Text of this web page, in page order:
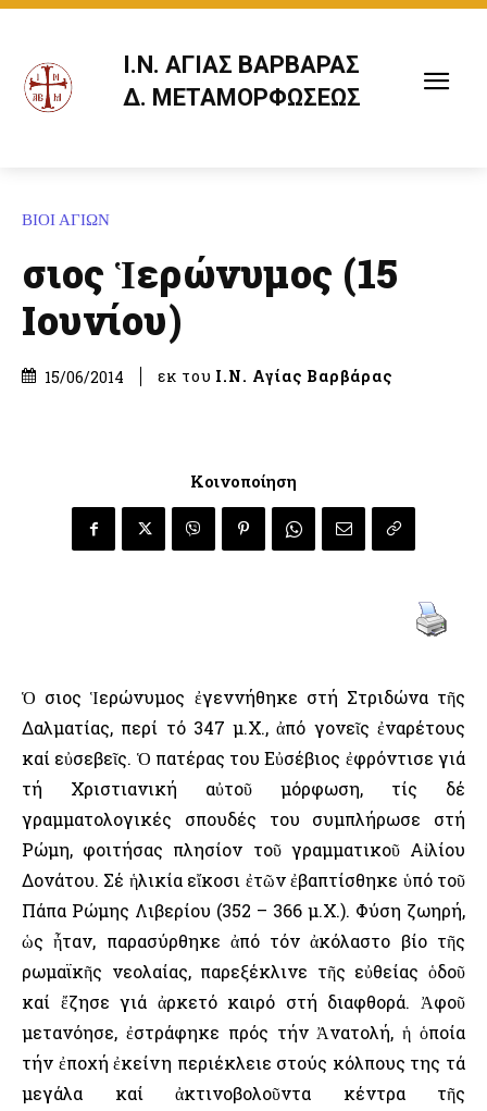
Ι.Ν. ΑΓΙΑΣ ΒΑΡΒΑΡΑΣ
Δ. ΜΕΤΑΜΟΡΦΩΣΕΩΣ
ΒΙΟΙ ΑΓΙΩΝ
Ὅσιος Ἱερώνυμος (15
Ιουνίου)
15/06/2014 εκ του Ι.Ν. Αγίας Βαρβάρας
Κοινοποίηση
Ὁ Ὅσιος Ἱερώνυμος ἐγεννήθηκε στή Στριδώνα τῆς
Δαλματίας, περί τό 347 μ.Χ., ἀπό γονεῖς ἐναρέτους
καί εὐσεβεῖς. Ὁ πατέρας του Εὐσέβιος ἐφρόντισε γιά
τή Χριστιανική αὐτοῦ μόρφωση, τίς δέ
γραμματολογικές σπουδές του συμπλήρωσε στή
Ρώμη, φοιτήσας πλησίον τοῦ γραμματικοῦ Αἰλίου
Δονάτου. Σέ ἡλικία εἴκοσι ἐτῶν ἐβαπτίσθηκε ὑπό τοῦ
Πάπα Ρώμης Λιβερίου (352 – 366 μ.Χ.). Φύση ζωηρή,
ὡς ἦταν, παρασύρθηκε ἀπό τόν ἀκόλαστο βίο τῆς
ρωμαϊκῆς νεολαίας, παρεξέκλινε τῆς εὐθείας ὁδοῦ
καί ἔζησε γιά ἀρκετό καιρό στή διαφθορά. Ἀφοῦ
μετανόησε, ἐστράφηκε πρός τήν Ἀνατολή, ἡ ὁποία
τήν ἐποχή ἐκείνη περιέκλειε στούς κόλπους της τά
μεγάλα καί ἀκτινοβολοῦντα κέντρα τῆς